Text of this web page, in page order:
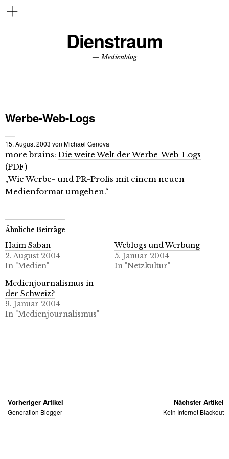
Dienstraum
— Medienblog
Werbe-Web-Logs
15. August 2003 von Michael Genova
more brains: Die weite Welt der Werbe-Web-Logs
(PDF)
„Wie Werbe- und PR-Profis mit einem neuen
Medienformat umgehen.“
Ähnliche Beiträge
Haim Saban
2. August 2004
In "Medien"
Weblogs und Werbung
5. Januar 2004
In "Netzkultur"
Medienjournalismus in
der Schweiz?
9. Januar 2004
In "Medienjournalismus"
Vorheriger Artikel
Generation Blogger
Nächster Artikel
Kein Internet Blackout